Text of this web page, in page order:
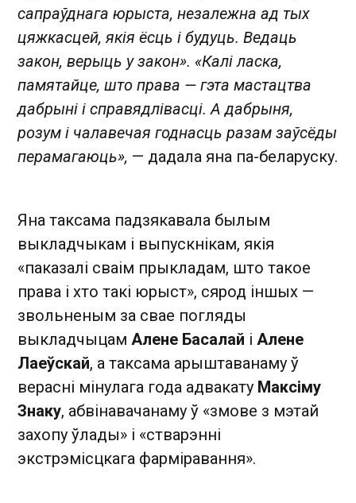
сапраўднага юрыста, незалежна ад тых
цяжкасцей, якія ёсць і будуць. Ведаць
закон, верыць у закон». «Калі ласка,
памятайце, што права — гэта мастацтва
дабрыні і справядлівасці. А дабрыня,
розум і чалавечая годнасць разам заўсёды
перамагаюць», — дадала яна па-беларуску.
Яна таксама падзякавала былым
выкладчыкам і выпускнікам, якія
«паказалі сваім прыкладам, што такое
права і хто такі юрыст», сярод іншых —
звольненым за свае погляды
выкладчыцам Алене Басалай і Алене
Лаеўскай, а таксама арыштаванаму ў
верасні мінулага года адвакату Максіму
Знаку, абвінавачанаму ў «змове з мэтай
захопу ўлады» і «стварэнні
экстрэмісцкага фармiравання».